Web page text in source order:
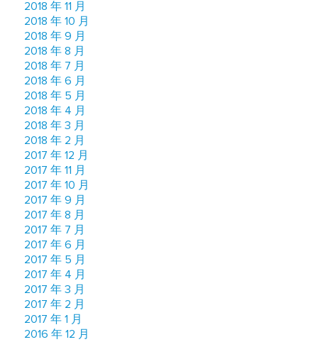
2018 年 11 月
2018 年 10 月
2018 年 9 月
2018 年 8 月
2018 年 7 月
2018 年 6 月
2018 年 5 月
2018 年 4 月
2018 年 3 月
2018 年 2 月
2017 年 12 月
2017 年 11 月
2017 年 10 月
2017 年 9 月
2017 年 8 月
2017 年 7 月
2017 年 6 月
2017 年 5 月
2017 年 4 月
2017 年 3 月
2017 年 2 月
2017 年 1 月
2016 年 12 月